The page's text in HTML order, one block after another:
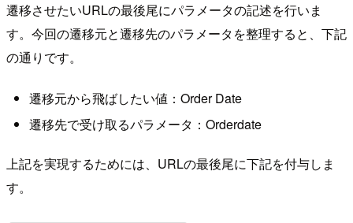
遷移させたいURLの最後尾にパラメータの記述を行いま
す。今回の遷移元と遷移先のパラメータを整理すると、下記
の通りです。
遷移元から飛ばしたい値：Order Date
遷移先で受け取るパラメータ：Orderdate
上記を実現するためには、URLの最後尾に下記を付与しま
す。